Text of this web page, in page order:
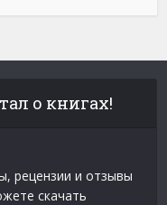
о книгах!
рецензии и отзывы
скачать